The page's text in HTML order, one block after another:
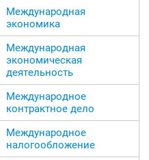
Международная
экономика
Международная
экономическая
деятельность
Международное
контрактное дело
Международное
налогообложение